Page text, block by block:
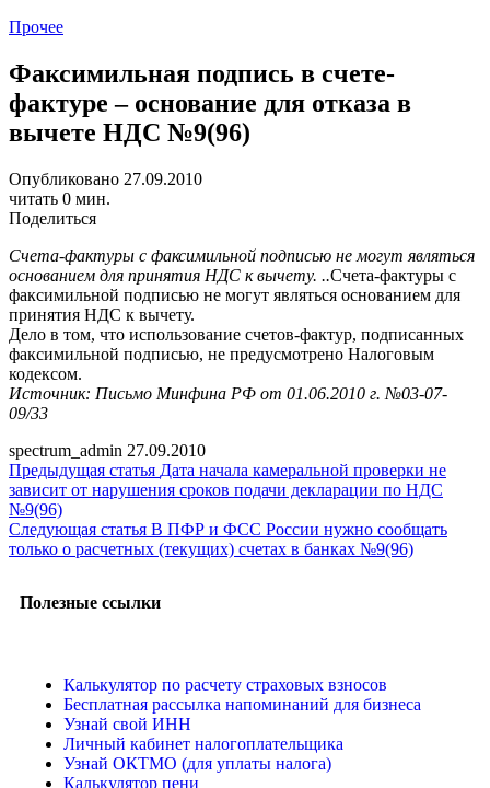
Прочее
Факсимильная подпись в счете-
фактуре – основание для отказа в
вычете НДС №9(96)
Опубликовано 27.09.2010
читать 0 мин.
Поделиться
Счета-фактуры с факсимильной подписью не могут являться
основанием для принятия НДС к вычету. ..Счета-фактуры с
факсимильной подписью не могут являться основанием для
принятия НДС к вычету.
Дело в том, что использование счетов-фактур, подписанных
факсимильной подписью, не предусмотрено Налоговым
кодексом.
Источник: Письмо Минфина РФ от 01.06.2010 г. №03-07-
09/33
spectrum_admin 27.09.2010
Предыдущая статья Дата начала камеральной проверки не
зависит от нарушения сроков подачи декларации по НДС
№9(96)
Следующая статья В ПФР и ФСС России нужно сообщать
только о расчетных (текущих) счетах в банках №9(96)
Полезные ссылки
Калькулятор по расчету страховых взносов
Бесплатная рассылка напоминаний для бизнеса
Узнай свой ИНН
Личный кабинет налогоплательщика
Узнай ОКТМО (для уплаты налога)
Калькулятор пени